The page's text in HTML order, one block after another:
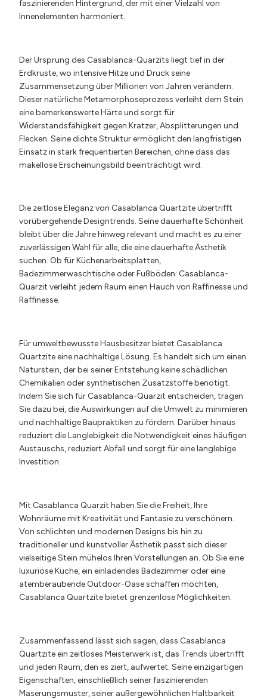
faszinierenden Hintergrund, der mit einer Vielzahl von
Innenelementen harmoniert.
Der Ursprung des Casablanca-Quarzits liegt tief in der
Erdkruste, wo intensive Hitze und Druck seine
Zusammensetzung über Millionen von Jahren verändern.
Dieser natürliche Metamorphoseprozess verleiht dem Stein
eine bemerkenswerte Härte und sorgt für
Widerstandsfähigkeit gegen Kratzer, Absplitterungen und
Flecken. Seine dichte Struktur ermöglicht den langfristigen
Einsatz in stark frequentierten Bereichen, ohne dass das
makellose Erscheinungsbild beeinträchtigt wird.
Die zeitlose Eleganz von Casablanca Quartzite übertrifft
vorübergehende Designtrends. Seine dauerhafte Schönheit
bleibt über die Jahre hinweg relevant und macht es zu einer
zuverlässigen Wahl für alle, die eine dauerhafte Ästhetik
suchen. Ob für Küchenarbeitsplatten,
Badezimmerwaschtische oder Fußböden: Casablanca-
Quarzit verleiht jedem Raum einen Hauch von Raffinesse und
Raffinesse.
Für umweltbewusste Hausbesitzer bietet Casablanca
Quartzite eine nachhaltige Lösung. Es handelt sich um einen
Naturstein, der bei seiner Entstehung keine schädlichen
Chemikalien oder synthetischen Zusatzstoffe benötigt.
Indem Sie sich für Casablanca-Quarzit entscheiden, tragen
Sie dazu bei, die Auswirkungen auf die Umwelt zu minimieren
und nachhaltige Baupraktiken zu fördern. Darüber hinaus
reduziert die Langlebigkeit die Notwendigkeit eines häufigen
Austauschs, reduziert Abfall und sorgt für eine langlebige
Investition.
Mit Casablanca Quarzit haben Sie die Freiheit, Ihre
Wohnräume mit Kreativität und Fantasie zu verschönern.
Von schlichten und modernen Designs bis hin zu
traditioneller und kunstvoller Ästhetik passt sich dieser
vielseitige Stein mühelos Ihren Vorstellungen an. Ob Sie eine
luxuriöse Küche, ein einladendes Badezimmer oder eine
atemberaubende Outdoor-Oase schaffen möchten,
Casablanca Quartzite bietet grenzenlose Möglichkeiten.
Zusammenfassend lässt sich sagen, dass Casablanca
Quartzite ein zeitloses Meisterwerk ist, das Trends übertrifft
und jeden Raum, den es ziert, aufwertet. Seine einzigartigen
Eigenschaften, einschließlich seiner faszinierenden
Maserungsmuster, seiner außergewöhnlichen Haltbarkeit